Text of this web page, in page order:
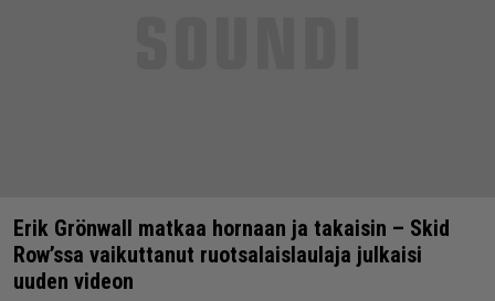
Erik Grönwall matkaa hornaan ja takaisin – Skid
Row’ssa vaikuttanut ruotsalaislaulaja julkaisi
uuden videon